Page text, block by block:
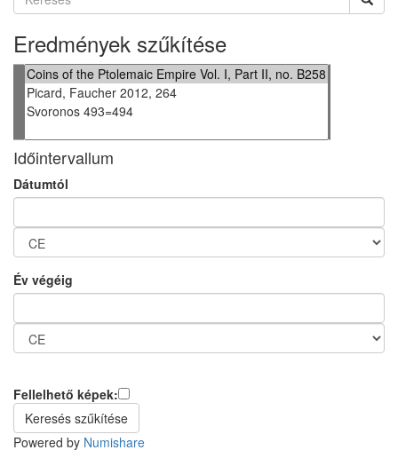
Eredmények szűkítése
Időintervallum
Dátumtól
Év végéig
Fellelhető képek:
Powered by Numishare